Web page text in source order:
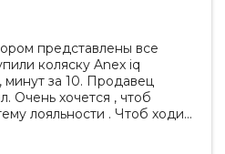
представлены все
коляску Anex iq
за 10. Продавец
лояльности . Чтоб ходить